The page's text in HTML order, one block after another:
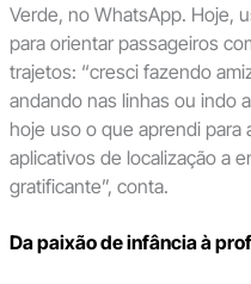
Verde, no WhatsApp. Hoje,
para orientar passageiros
trajetos: “cresci fazendo
andando nas linhas ou indo
hoje uso o que aprendi
aplicativos de localização a
gratificante”, conta.
Da paixão de infância à